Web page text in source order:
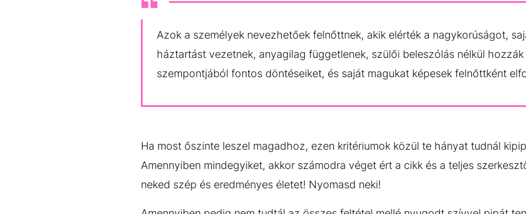
Azok a személyek nevezhetőek felnőttnek, akik elérték a nagykorúságot,
háztartást vezetnek, anyagilag függetlenek, szülői beleszólás nélkül
szempontjából fontos döntéseiket, és saját magukat képesek felnőttként
Ha most őszinte leszel magadhoz, ezen kritériumok közül te hányat tudnál
Amennyiben mindegyiket, akkor számodra véget ért a cikk és a teljes
neked szép és eredményes életet! Nyomasd neki!